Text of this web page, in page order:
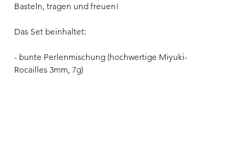
Basteln, tragen und freuen!
Das Set beinhaltet:
- bunte Perlenmischung (hochwertige Miyuki-
Rocailles 3mm, 7g)